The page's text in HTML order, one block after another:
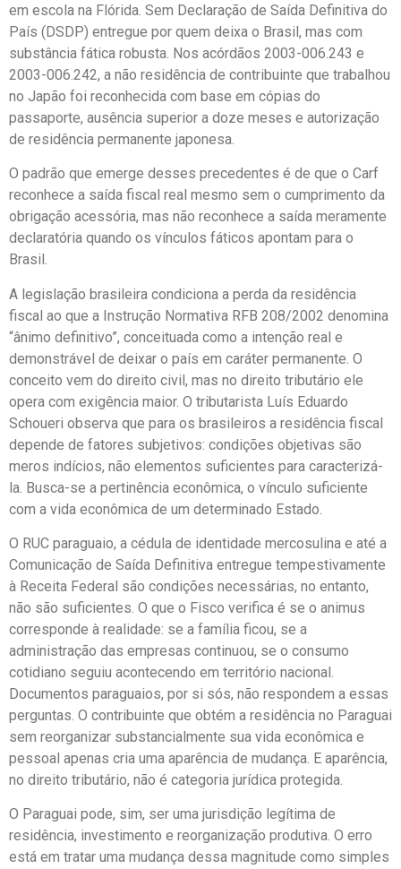
em escola na Flórida. Sem Declaração de Saída Definitiva do
País (DSDP) entregue por quem deixa o Brasil, mas com
substância fática robusta. Nos acórdãos 2003-006.243 e
2003-006.242, a não residência de contribuinte que trabalhou
no Japão foi reconhecida com base em cópias do
passaporte, ausência superior a doze meses e autorização
de residência permanente japonesa.
O padrão que emerge desses precedentes é de que o Carf
reconhece a saída fiscal real mesmo sem o cumprimento da
obrigação acessória, mas não reconhece a saída meramente
declaratória quando os vínculos fáticos apontam para o
Brasil.
A legislação brasileira condiciona a perda da residência
fiscal ao que a Instrução Normativa RFB 208/2002 denomina
“ânimo definitivo”, conceituada como a intenção real e
demonstrável de deixar o país em caráter permanente. O
conceito vem do direito civil, mas no direito tributário ele
opera com exigência maior. O tributarista Luís Eduardo
Schoueri observa que para os brasileiros a residência fiscal
depende de fatores subjetivos: condições objetivas são
meros indícios, não elementos suficientes para caracterizá-
la. Busca-se a pertinência econômica, o vínculo suficiente
com a vida econômica de um determinado Estado.
O RUC paraguaio, a cédula de identidade mercosulina e até a
Comunicação de Saída Definitiva entregue tempestivamente
à Receita Federal são condições necessárias, no entanto,
não são suficientes. O que o Fisco verifica é se o animus
corresponde à realidade: se a família ficou, se a
administração das empresas continuou, se o consumo
cotidiano seguiu acontecendo em território nacional.
Documentos paraguaios, por si sós, não respondem a essas
perguntas. O contribuinte que obtém a residência no Paraguai
sem reorganizar substancialmente sua vida econômica e
pessoal apenas cria uma aparência de mudança. E aparência,
no direito tributário, não é categoria jurídica protegida.
O Paraguai pode, sim, ser uma jurisdição legítima de
residência, investimento e reorganização produtiva. O erro
está em tratar uma mudança dessa magnitude como simples